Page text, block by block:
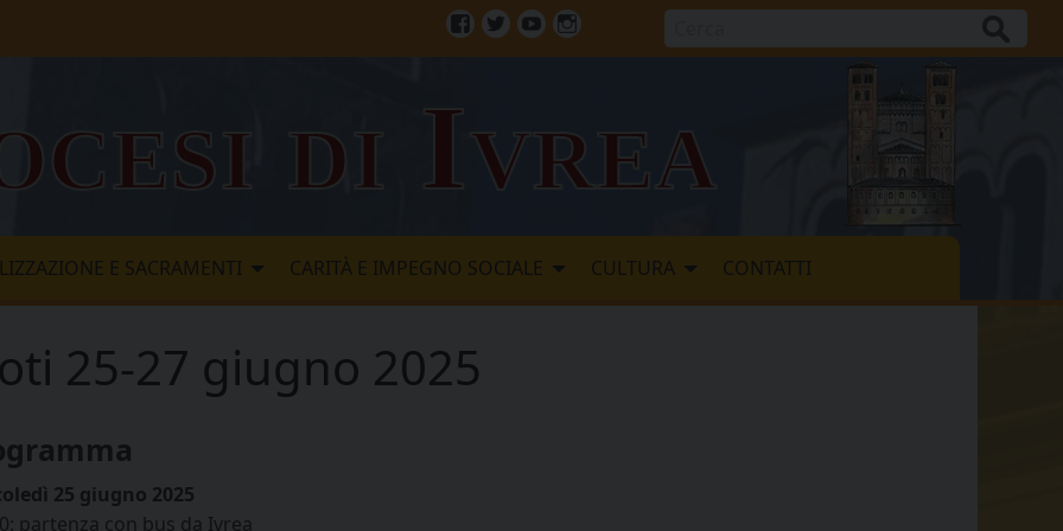
di Ivrea
E SACRAMENTI CARITÀ E IMPEGNO SOCIALE CULTURA CONTATTI
25-27 giugno 2025
25 giugno 2025
partenza con bus da Ivrea